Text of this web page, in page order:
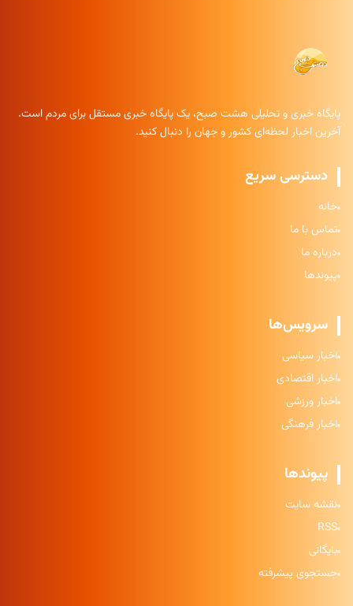
پایگاه خبری و تحلیلی هشت صبح، یک پایگاه خبری مستقل برای مردم است.
آخرین اخبار لحظه‌ای کشور و جهان را دنبال کنید.
دسترسی سریع
خانه
تماس با ما
درباره ما
پیوندها
سرویس‌ها
اخبار سیاسی
اخبار اقتصادی
اخبار ورزشی
اخبار فرهنگی
پیوندها
نقشه سایت
RSS
بایگانی
جستجوی پیشرفته